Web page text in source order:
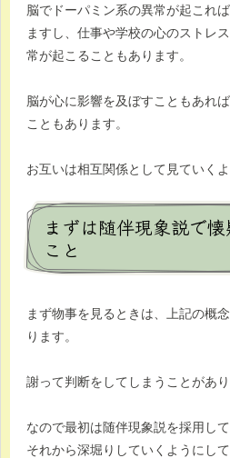
脳でドーパミン系の異常が起これ
ますし、仕事や学校の心のストレ
常が起こることもあります。
脳が心に影響を及ぼすこともあれ
こともあります。
お互いは相互関係として見ていくよ
まずは随伴現象説で
こと
まず物事を見るときは、上記の概
ります。
謝って判断をしてしまうことがあり
なので最初は随伴現象説を採用し
それから深堀りしていくようにして